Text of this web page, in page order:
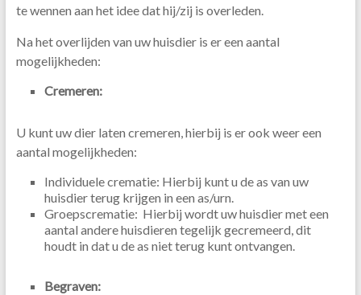
te wennen aan het idee dat hij/zij is overleden.
Na het overlijden van uw huisdier is er een aantal
mogelijkheden:
Cremeren:
U kunt uw dier laten cremeren, hierbij is er ook weer een
aantal mogelijkheden:
Individuele crematie: Hierbij kunt u de as van uw
huisdier terug krijgen in een as/urn.
Groepscrematie: Hierbij wordt uw huisdier met een
aantal andere huisdieren tegelijk gecremeerd, dit
houdt in dat u de as niet terug kunt ontvangen.
Begraven: